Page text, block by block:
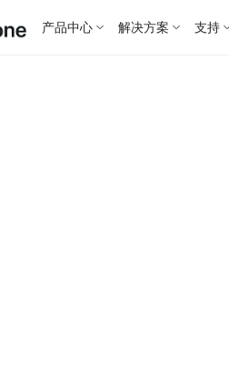
产品中心 解决方案 支持